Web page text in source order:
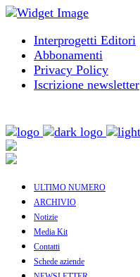
Interprogetti Editori
Abbonamenti
Privacy Policy
Iscrizione newsletter
ULTIMO NUMERO
ARCHIVIO
Notizie
Media Kit
Contatti
Schede aziende